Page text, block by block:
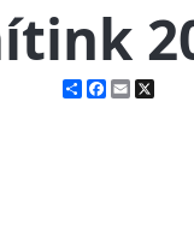
ShareFacebook
Email